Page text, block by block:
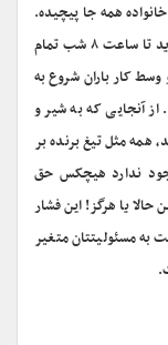
همه جا پیچیده.
از اواسط بعد از ظهر شروع به فیلمبرداری کردیم و باید تا ساعت ۸ شب تمام
کار باران شروع به
آنجایی که به شیر و
همه مثل تیغ برنده بر
ندارد هیچکس حق
یا هرگز! این فشار
مسئولیتتان متغیر